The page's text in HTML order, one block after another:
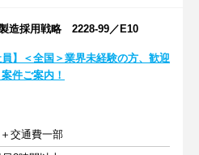
造採用戦略 2228-99／E10
員】＜全国＞業界未経験の方、歓迎
件ご案内！
交通費一部